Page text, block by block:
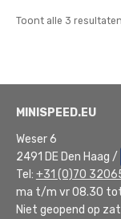
Toont alle 3 resultaten
MINISPEED.EU
Weser 6
2491 DE Den Haag /
Tel: +31 (0)70
ma t/m vr 08.30 tot
Niet geopend op